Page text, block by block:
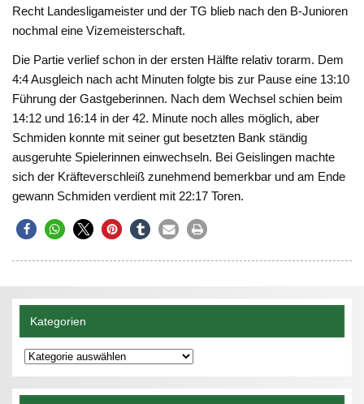
Recht Landesligameister und der TG blieb nach den B-Junioren
nochmal eine Vizemeisterschaft.
Die Partie verlief schon in der ersten Hälfte relativ torarm. Dem
4:4 Ausgleich nach acht Minuten folgte bis zur Pause eine 13:10
Führung der Gastgeberinnen. Nach dem Wechsel schien beim
14:12 und 16:14 in der 42. Minute noch alles möglich, aber
Schmiden konnte mit seiner gut besetzten Bank ständig
ausgeruhte Spielerinnen einwechseln. Bei Geislingen machte
sich der Kräfteverschleiß zunehmend bemerkbar und am Ende
gewann Schmiden verdient mit 22:17 Toren.
Kategorien
Kategorien